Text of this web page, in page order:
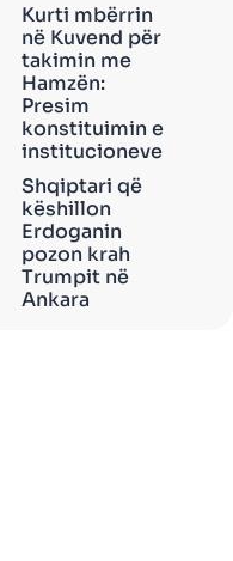
Kurti mbërrin
në Kuvend për
takimin me
Hamzën:
Presim
konstituimin e
institucioneve
Shqiptari që
këshillon
Erdoganin
pozon krah
Trumpit në
Ankara